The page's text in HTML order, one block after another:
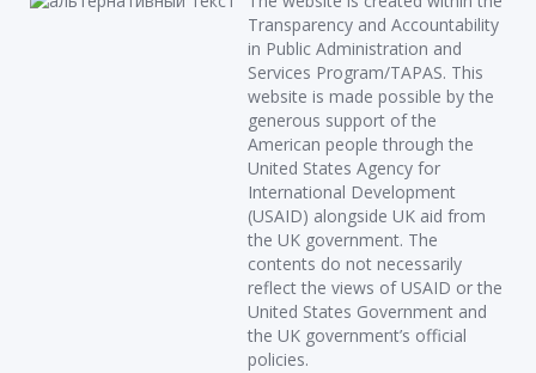
Transparency and Accountability
in Public Administration and
Services Program/TAPAS. This
website is made possible by the
generous support of the
American people through the
United States Agency for
International Development
(USAID) alongside UK aid from
the UK government. The
contents do not necessarily
reflect the views of USAID or the
United States Government and
the UK government’s official
policies.